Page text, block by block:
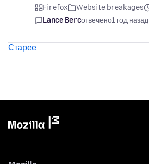
Firefox Website breakages
Lance Bercотвечено1 год назад
Старее